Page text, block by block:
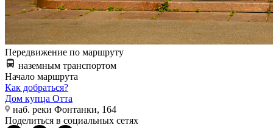
Передвижение по маршруту
наземным транспортом
Начало маршрута
Как добраться?
Дом купца Отта
наб. реки Фонтанки, 164
Поделиться в социальных сетях